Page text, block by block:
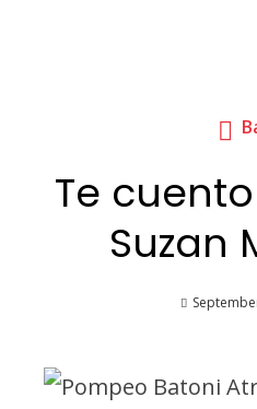
Te
Suzan